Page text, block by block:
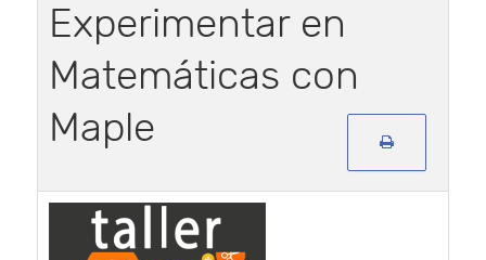
Experimentar en
Matemáticas con
Maple